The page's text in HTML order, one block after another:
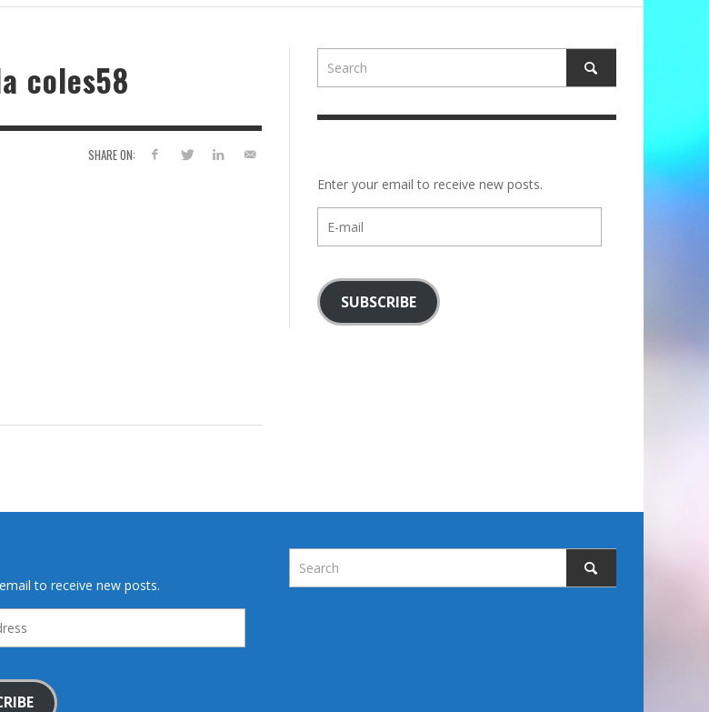
coles58
SHARE ON:
Enter your email to receive new posts.
mail
SUBSCRIBE
to receive new posts.